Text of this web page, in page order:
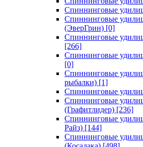
Спиннинговые
Спиннинговые
(ЭверГрин) [0]
Спиннинговые
[266]
Спиннинговые
[0]
Спиннинговые
рыбалки) [1]
Спиннинговые
Спиннинговые
(Графитлидер) [236]
Спиннинговые
Райз) [144]
Спиннинговые